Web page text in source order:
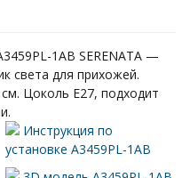
1AB SERENATA —
света для прихожей.
Цоколь E27, подходит
Инструкция по
установке A3459PL-1AB